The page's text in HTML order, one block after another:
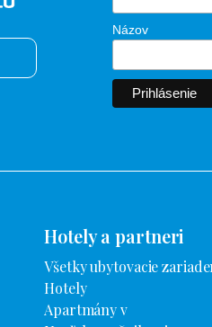
Názov
Hotely a partneri
Všetky ubytovacie
Hotely
Apartmány v